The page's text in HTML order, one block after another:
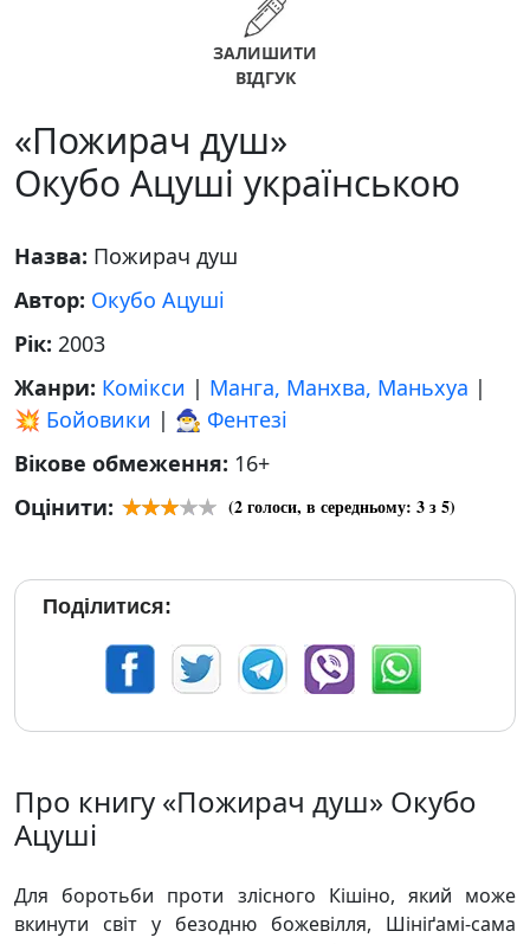
ЗАЛИШИТИ
ВІДГУК
«Пожирач душ»
Окубо Ацуші українською
Назва: Пожирач душ
Автор: Окубо Ацуші
Рік: 2003
Жанри: Комікси | Манга, Манхва, Маньхуа |
💥 Бойовики | 🧙‍♂️ Фентезі
Вікове обмеження: 16+
Оцінити:
(2голоси, в середньому: 3з 5)
Поділитися:
Про книгу «Пожирач душ» Окубо
Ацуші
Для боротьби проти злісного Кішіно, який може
вкинути світ у безодню божевілля, Шініґамі-сама